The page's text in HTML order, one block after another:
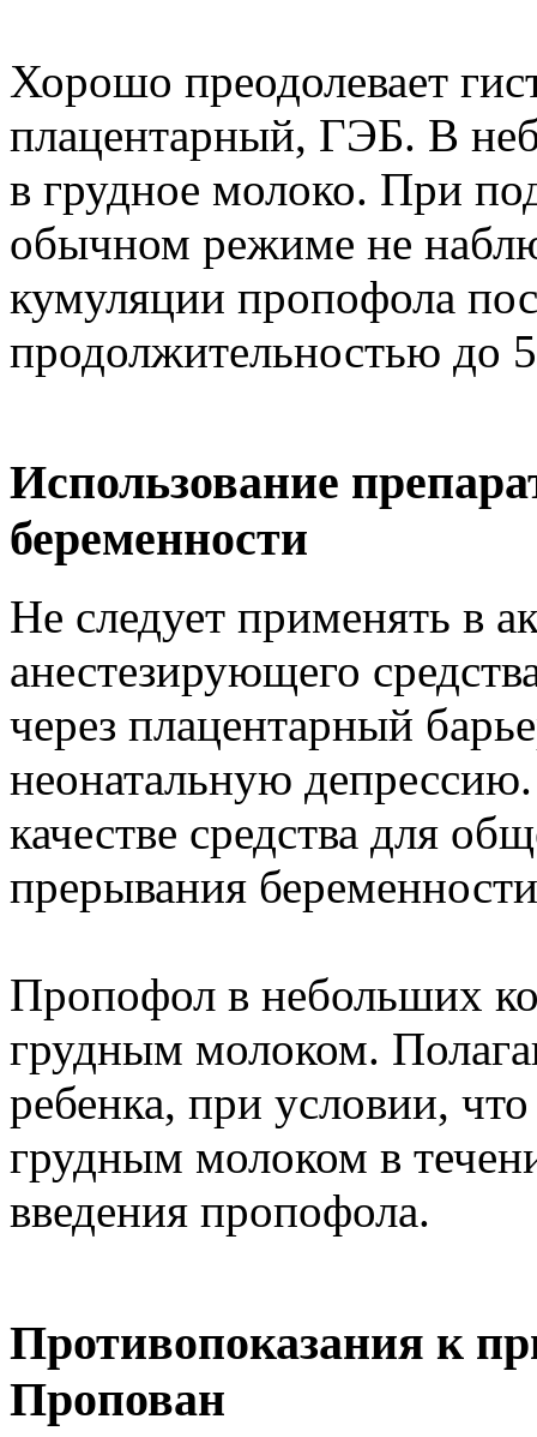
Хорошо преодолевает
плацентарный, ГЭБ. В
в грудное молоко. При
обычном режиме не
кумуляции пропофола
продолжительностью до
Использование
беременности
Не следует применять в
анестезирующего
через плацентарный
неонатальную
качестве средства для
прерывания
Пропофол в небольших
грудным молоком.
ребенка, при условии,
грудным молоком в
введения пропофола.
Противопоказания к
Пропован